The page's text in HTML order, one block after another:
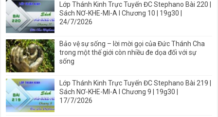
Lớp Thánh Kinh Trực Tuyến ĐC Stephano Bài 220 |
Sách NƠ-KHE-MI-A I Chương 10 | 19g30 |
24/7/2026
Bảo vệ sự sống – lời mời gọi của Đức Thánh Cha
trong một thế giới còn nhiều đe dọa đối với sự
sống
Lớp Thánh Kinh Trực Tuyến ĐC Stephano Bài 219 |
Sách NƠ-KHE-MI-A I Chương 9 | 19g30 |
17/7/2026